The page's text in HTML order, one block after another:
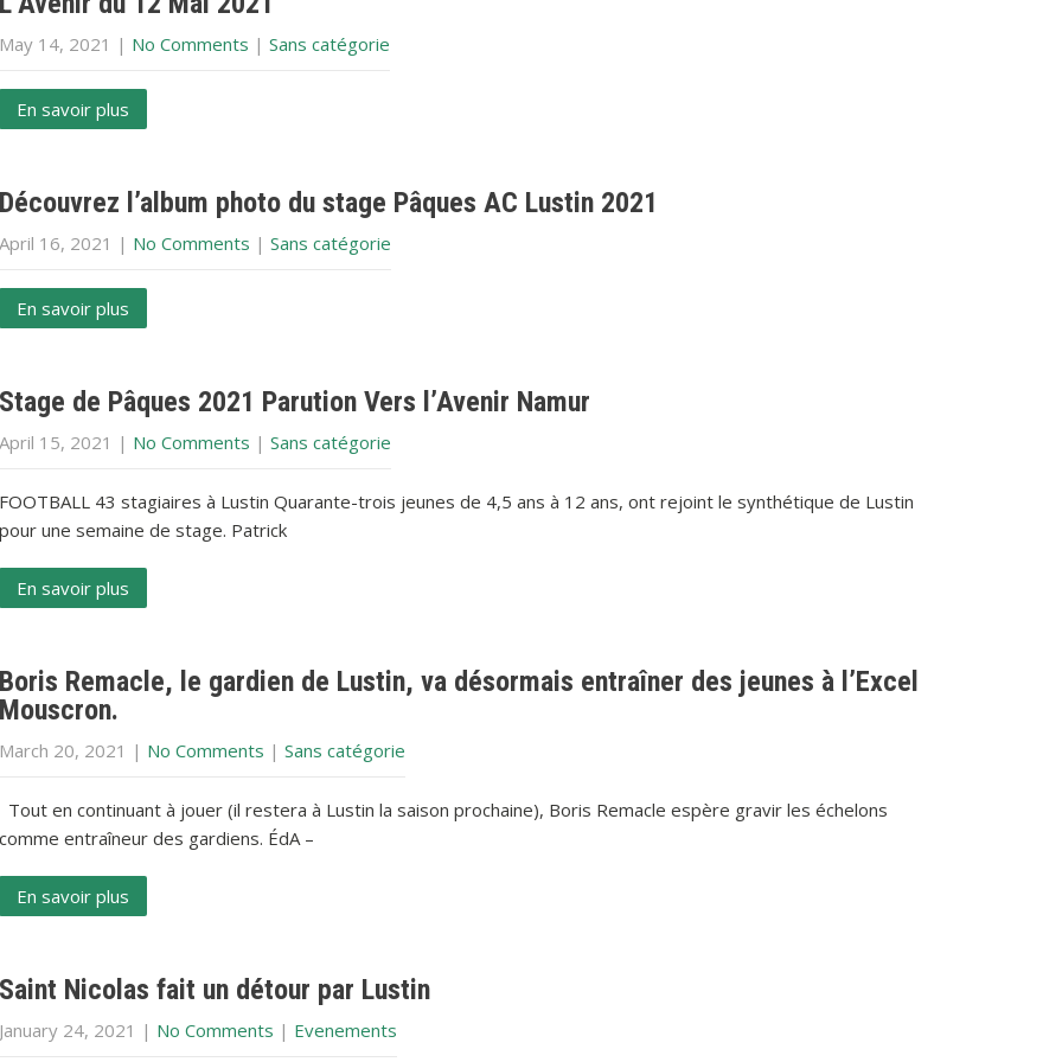
May 14, 2021 | No Comments | Sans catégorie
En savoir plus
Découvrez l’album photo du stage Pâques AC Lustin 2021
April 16, 2021 | No Comments | Sans catégorie
En savoir plus
Stage de Pâques 2021 Parution Vers l’Avenir Namur
April 15, 2021 | No Comments | Sans catégorie
FOOTBALL 43 stagiaires à Lustin Quarante-trois jeunes de 4,5 ans à 12 ans, ont rejoint le synthétique de Lustin
pour une semaine de stage. Patrick
En savoir plus
Boris Remacle, le gardien de Lustin, va désormais entraîner des jeunes à l’Excel
Mouscron.
March 20, 2021 | No Comments | Sans catégorie
Tout en continuant à jouer (il restera à Lustin la saison prochaine), Boris Remacle espère gravir les échelons
comme entraîneur des gardiens. ÉdA –
En savoir plus
Saint Nicolas fait un détour par Lustin
January 24, 2021 | No Comments | Evenements